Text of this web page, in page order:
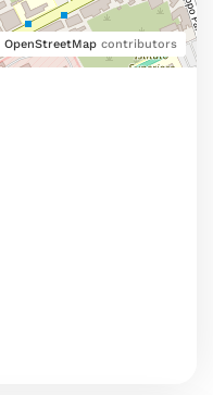
OpenStreetMap contributors